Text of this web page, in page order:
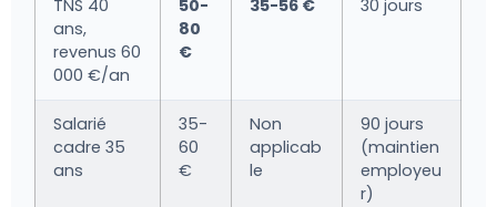
TNS 40
ans,
revenus 60
000 €/an
50-
80
€
35-56 € 30 jours
Salarié
cadre 35
ans
35-
60
€
Non
applicab
le
90 jours
(maintien
employeu
r)